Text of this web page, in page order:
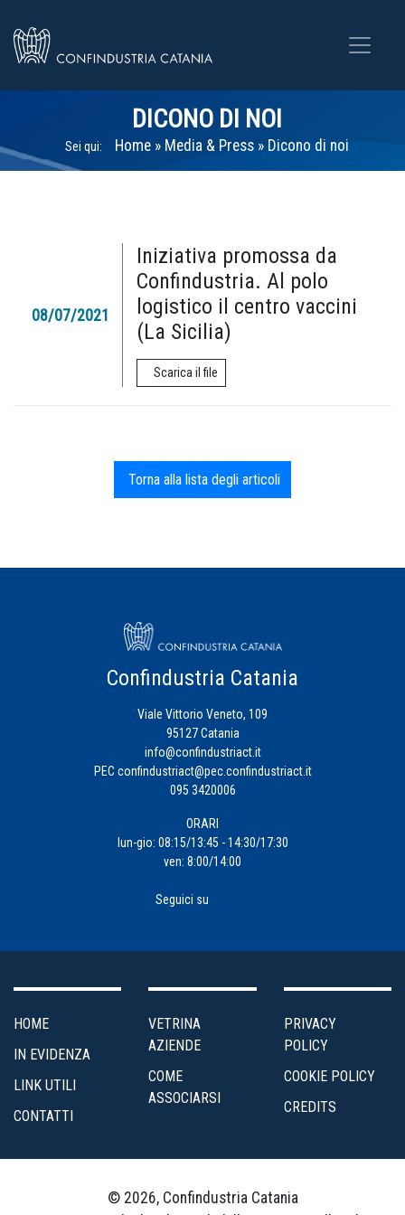
DICONO DI NOI
Sei qui: Home » Media & Press » Dicono di noi
08/07/2021
Iniziativa promossa da
Confindustria. Al polo
logistico il centro vaccini
(La Sicilia)
Scarica il file
Torna alla lista degli articoli
Confindustria Catania
Viale Vittorio Veneto, 109
95127 Catania
info@confindustriact.it
PEC confindustriact@pec.confindustriact.it
095 3420006
ORARI
lun-gio: 08:15/13:45 - 14:30/17:30
ven: 8:00/14:00
Seguici su
HOME
IN EVIDENZA
LINK UTILI
CONTATTI
VETRINA
AZIENDE
COME
ASSOCIARSI
PRIVACY
POLICY
COOKIE POLICY
CREDITS
© 2026, Confindustria Catania